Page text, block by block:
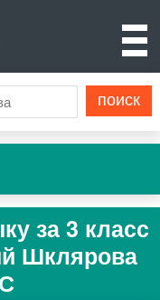
за 3 класс
Шклярова